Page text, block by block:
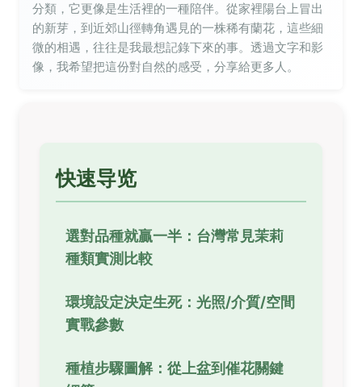
分類，它更像是生活裡的一種陪伴。從家裡陽台上冒出
的新芽，到近郊山徑轉角遇見的一株稀有蘭花，這些細
微的相遇，往往是我最想記錄下來的事。透過文字和影
像，我希望把這份對自然的感受，分享給更多人。
快速导览
選對品種就贏一半：台灣常見茉莉
種類實測比較
環境設定決定生死：光照/介質/空間
實戰參數
種植步驟圖解：從上盆到催花關鍵